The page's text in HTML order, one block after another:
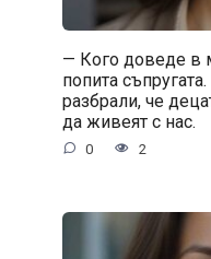
— Кого доведе в
попита
разбрали, че
да живеят с нас.
0 2